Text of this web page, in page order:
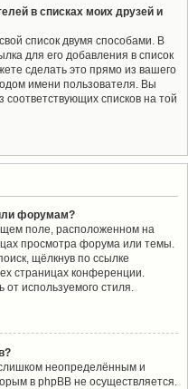
в списках моих друзей и
список двумя способами. В
для его добавления в список
сделать это прямо из вашего
имени пользователя. Вы
списков на той
форумам?
поле, расположенном на
просмотра форума или темы.
щёлкнув по ссылке
страницах конференции.
от используемого стиля.
неопределённым и
в phpBB не осуществляется.